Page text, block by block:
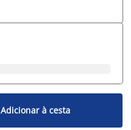
Adicionar à cesta